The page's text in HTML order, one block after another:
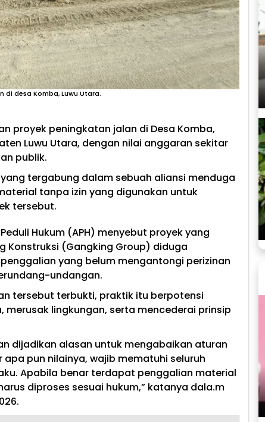
desa Komba, Luwu Utara.
proyek peningkatan jalan di Desa Komba,
Luwu Utara, dengan nilai anggaran sekitar
publik.
tergabung dalam sebuah aliansi menduga
tanpa izin yang digunakan untuk
tersebut.
Hukum (APH) menyebut proyek yang
Konstruksi (Gangking Group) diduga
yang belum mengantongi perizinan
undangan.
tersebut terbukti, praktik itu berpotensi
merusak lingkungan, serta mencederai prinsip
dijadikan alasan untuk mengabaikan aturan
apa pun nilainya, wajib mematuhi seluruh
Apabila benar terdapat penggalian material
diproses sesuai hukum,” katanya dala.m